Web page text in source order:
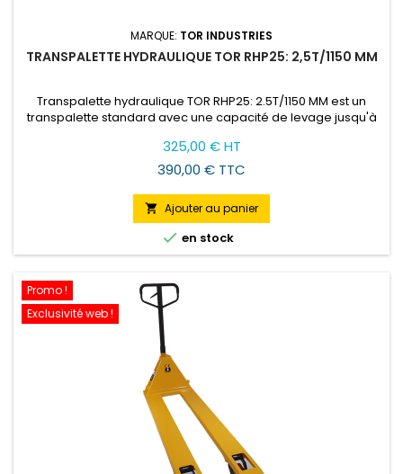
MARQUE: TOR INDUSTRIES
TRANSPALETTE HYDRAULIQUE TOR RHP25: 2,5T/1150 MM
Transpalette hydraulique TOR RHP25: 2.5T/1150 MM est un
transpalette standard avec une capacité de levage jusqu'à
325,00 € HT
390,00 € TTC
 Ajouter au panier
 en stock
Promo !
Exclusivité web !